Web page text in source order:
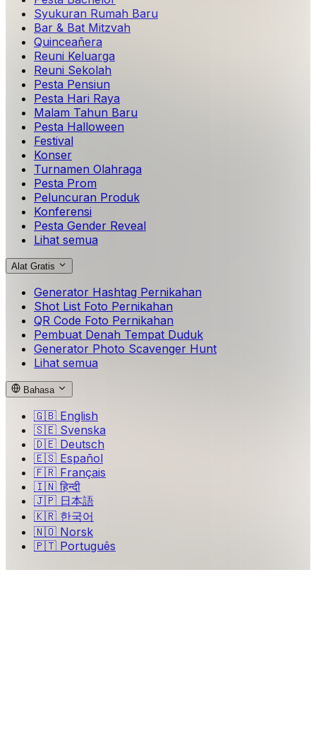
Syukuran Rumah Baru
Bar & Bat Mitzvah
Quinceañera
Reuni Keluarga
Reuni Sekolah
Pesta Pensiun
Pesta Hari Raya
Malam Tahun Baru
Pesta Halloween
Festival
Konser
Turnamen Olahraga
Pesta Prom
Peluncuran Produk
Konferensi
Pesta Gender Reveal
Lihat semua
Alat Gratis
Generator Hashtag Pernikahan
Shot List Foto Pernikahan
QR Code Foto Pernikahan
Pembuat Denah Tempat Duduk
Generator Photo Scavenger Hunt
Lihat semua
Bahasa
🇬🇧 English
🇸🇪 Svenska
🇩🇪 Deutsch
🇪🇸 Español
🇫🇷 Français
🇮🇳हिन्दी
🇯🇵 日本語
🇰🇷 한국어
🇳🇴 Norsk
🇵🇹 Português